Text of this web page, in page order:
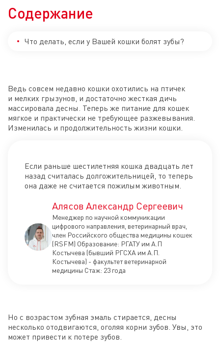
Содержание
Что делать, если у Вашей кошки болят зубы?
Ведь совсем недавно кошки охотились на птичек
и мелких грызунов, и достаточно жесткая дичь
массировала десны. Теперь же питание для кошек
мягкое и практически не требующее разжевывания.
Изменилась и продолжительность жизни кошки.
Если раньше шестилетняя кошка двадцать лет
назад считалась долгожительницей, то теперь
она даже не считается пожилым животным.
Алясов Александр Сергеевич
Менеджер по научной коммуникации
цифрового направления, ветеринарный врач,
член Российского общества медицины кошек
(RSFM) Образование: РГАТУ им А.П
Костычева (бывший РГСХА им А.П.
Костычева) - факультет ветеринарной
медицины Стаж: 23 года
Но с возрастом зубная эмаль стирается, десны
несколько отодвигаются, оголяя корни зубов. Увы, это
может привести к потере зубов.